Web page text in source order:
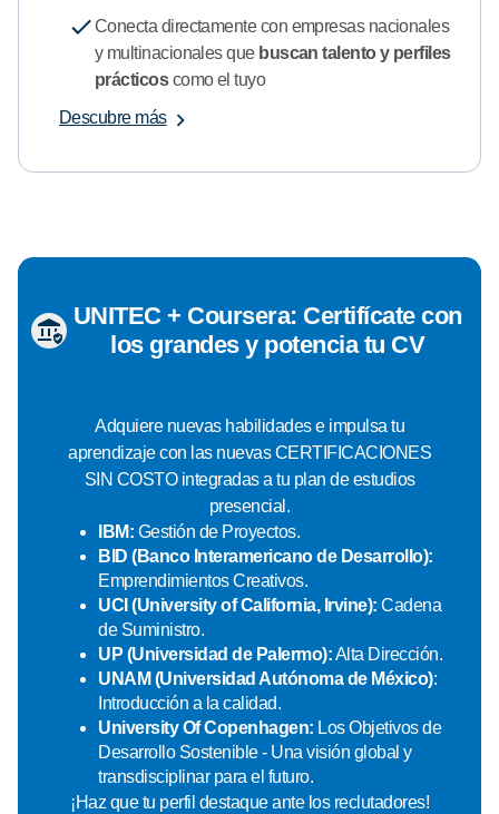
Conecta directamente con empresas nacionales
y multinacionales que buscan talento y perfiles
prácticoscomo el tuyo
Descubre más
UNITEC + Coursera: Certifícate con
los grandes y potencia tu CV
Adquiere nuevas habilidades e impulsa tu
aprendizaje con las nuevas CERTIFICACIONES
SIN COSTO integradas a tu plan de estudios
presencial.
IBM: Gestión de Proyectos.
BID (Banco Interamericano de Desarrollo):
Emprendimientos Creativos.
UCI (University of California, Irvine): Cadena
de Suministro.
UP (Universidad de Palermo):Alta Dirección.
UNAM (Universidad Autónoma de México):
Introducción a la calidad.
University Of Copenhagen: Los Objetivos de
Desarrollo Sostenible - Una visión global y
transdisciplinar para el futuro.
¡Haz que tu perfil destaque ante los reclutadores!